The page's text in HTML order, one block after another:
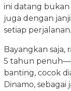
ini datang
juga dengan
setiap perjalanan.
Bayangkan saja,
5 tahun
banting, cocok
Dinamo,